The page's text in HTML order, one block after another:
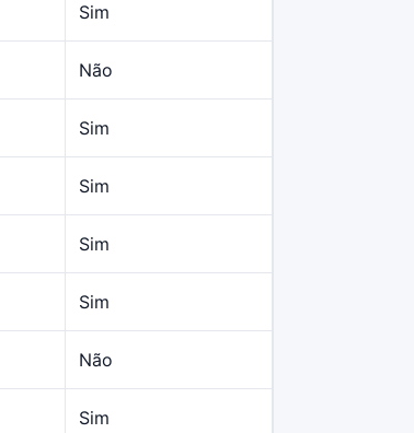
Sim
Não
Sim
Sim
Sim
Sim
Não
Sim